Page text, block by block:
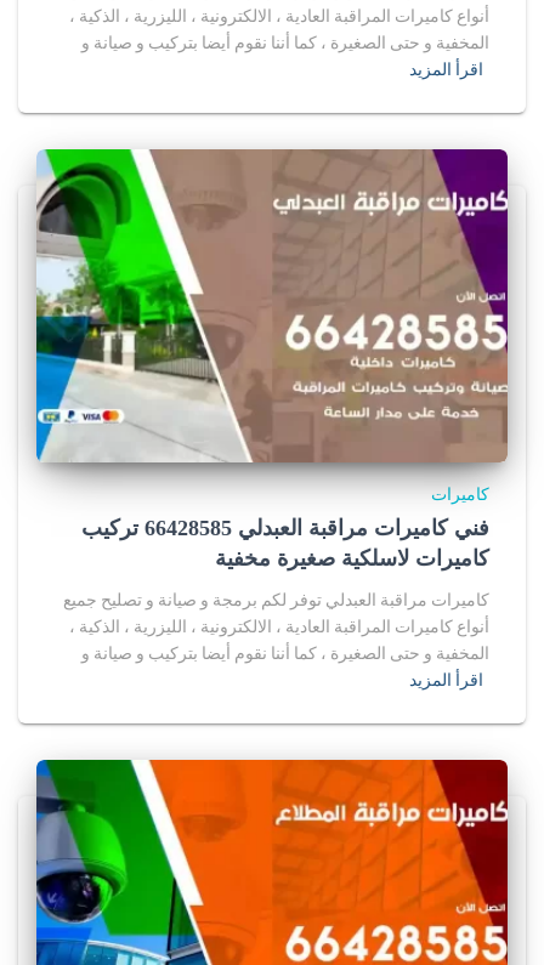
أنواع كاميرات المراقبة العادية ، الالكترونية ، الليزرية ، الذكية ،
المخفية و حتى الصغيرة ، كما أننا نقوم أيضا بتركيب و صيانة و
اقرأ المزيد
كاميرات
فني كاميرات مراقبة العبدلي 66428585 تركيب
كاميرات لاسلكية صغيرة مخفية
كاميرات مراقبة العبدلي توفر لكم برمجة و صيانة و تصليح جميع
أنواع كاميرات المراقبة العادية ، الالكترونية ، الليزرية ، الذكية ،
المخفية و حتى الصغيرة ، كما أننا نقوم أيضا بتركيب و صيانة و
اقرأ المزيد